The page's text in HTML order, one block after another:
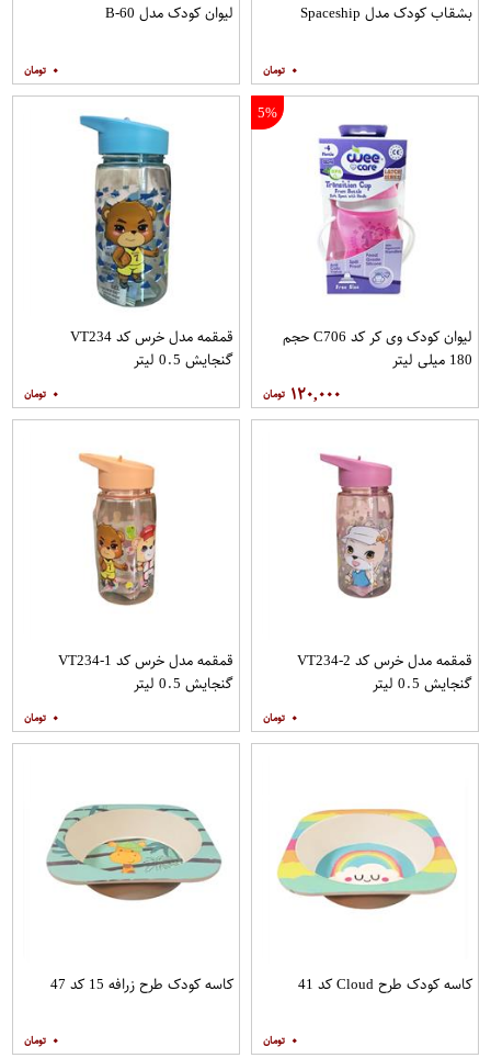
بشقاب کودک مدل Spaceship
۰
لیوان کودک مدل B-60
۰
5%
لیوان کودک وی کر کد C706 حجم
180 میلی لیتر
۱۲۰,۰۰۰
قمقمه مدل خرس کد VT234
گنجایش 0.5 لیتر
۰
قمقمه مدل خرس کد VT234-2
گنجایش 0.5 لیتر
۰
قمقمه مدل خرس کد VT234-1
گنجایش 0.5 لیتر
۰
کاسه کودک طرح Cloud کد 41
۰
کاسه کودک طرح زرافه 15 کد 47
۰